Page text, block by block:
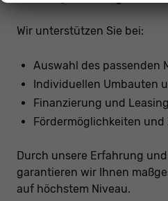
Wir unterstützen Sie bei:
Auswahl des passenden
Individuellen Umbauten
Finanzierung und Leasing
Fördermöglichkeiten und
Durch unsere Erfahrung
garantieren wir Ihnen
auf höchstem Niveau.